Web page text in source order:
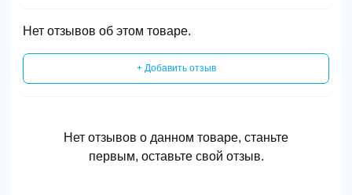
Нет отзывов об этом товаре.
+ Добавить отзыв
Нет отзывов о данном товаре, станьте
первым, оставьте свой отзыв.